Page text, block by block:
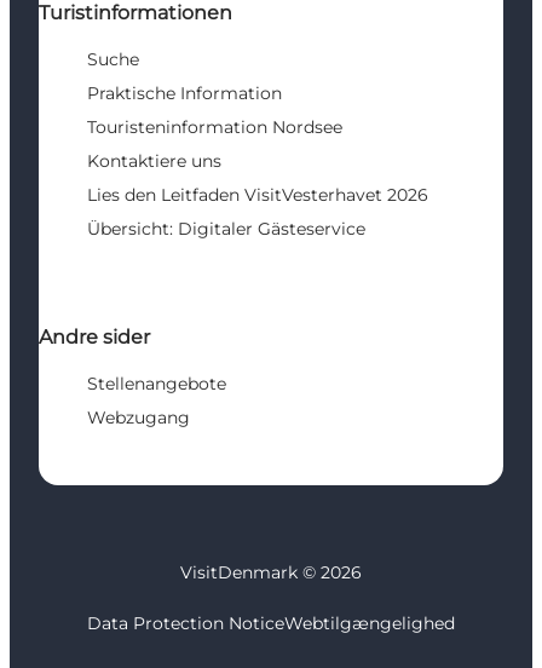
Turistinformationen
Suche
Praktische Information
Touristeninformation Nordsee
Kontaktiere uns
Lies den Leitfaden VisitVesterhavet 2026
Übersicht: Digitaler Gästeservice
Andre sider
Stellenangebote
Webzugang
VisitDenmark © 2026
Data Protection NoticeWebtilgængelighed